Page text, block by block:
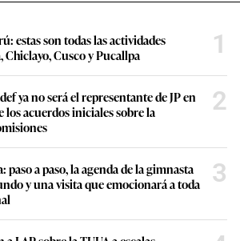
estas son todas las actividades
Cusco y Pucallpa
1
ya no será el representante de JP en
los acuerdos iniciales sobre la
2
paso a paso, la agenda de la gimnasta
y una visita que emocionará a toda
3